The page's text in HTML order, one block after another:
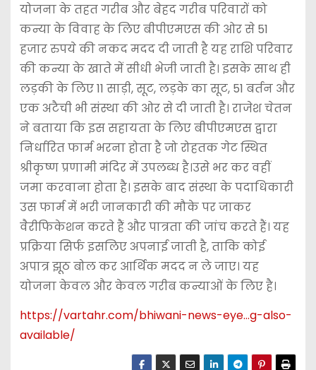
योजना के तहत गरीब और बेहद गरीब परिवारों को
कन्या के विवाह के लिए बीपीएमएस की ओर से 51
हजार रुपये की नकद मदद दी जाती है यह राशि परिवार
की कन्या के खाते में सीधी भेजी जाती है। इसके साथ ही
लड़की के लिए 11 साड़ी, सूट, लड़के का सूट, 51 बर्तन और
एक अटैची भी संस्था की ओर से दी जाती है। राजेश चेतन
ने बताया कि इस सहायता के लिए बीपीएमएस द्वारा
निर्धारित फार्म भरना होता है जो रोहतक गेट स्थित
श्रीकृष्ण प्रणामी मंदिर में उपलब्ध है।उसे भर कर वहीं
जमा करवाना होता है। इसके बाद संस्था के पदाधिकारी
उस फार्म में भरी जानकारी की मौके पर जाकर
वैरीफिकेशन करते हैं और पात्रता की जांच करते हैं। यह
प्रक्रिया सिर्फ इसलिए अपनाई जाती है, ताकि कोई
अपात्र झूठ बोल कर आर्थिक मदद न ले जाए। यह
योजना केवल और केवल गरीब कन्याओं के लिए है।
https://vartahr.com/bhiwani-news-eye…g-also-
available/